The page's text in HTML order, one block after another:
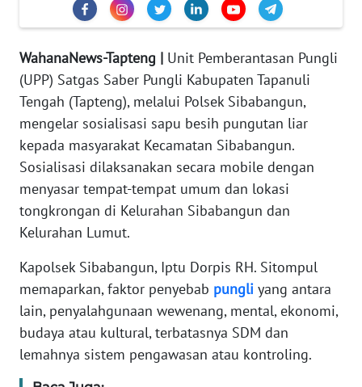
WahanaNews-Tapteng | Unit Pemberantasan Pungli
(UPP) Satgas Saber Pungli Kabupaten Tapanuli
Tengah (Tapteng), melalui Polsek Sibabangun,
mengelar sosialisasi sapu besih pungutan liar
kepada masyarakat Kecamatan Sibabangun.
Sosialisasi dilaksanakan secara mobile dengan
menyasar tempat-tempat umum dan lokasi
tongkrongan di Kelurahan Sibabangun dan
Kelurahan Lumut.
Kapolsek Sibabangun, Iptu Dorpis RH. Sitompul
memaparkan, faktor penyebab pungli yang antara
lain, penyalahgunaan wewenang, mental, ekonomi,
budaya atau kultural, terbatasnya SDM dan
lemahnya sistem pengawasan atau kontroling.
PEDOMAN
MEDIA
SIBER
REDAKSI
DISCLAIMER
Wahana
Regional
WN
SUMUT